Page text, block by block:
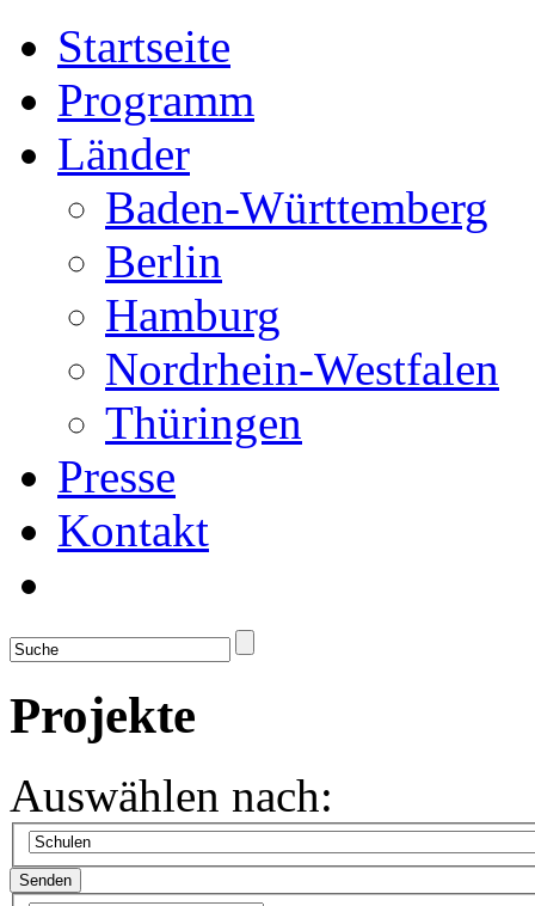
Startseite
Programm
Länder
Baden-Württemberg
Berlin
Hamburg
Nordrhein-Westfalen
Thüringen
Presse
Kontakt
Projekte
Auswählen nach: